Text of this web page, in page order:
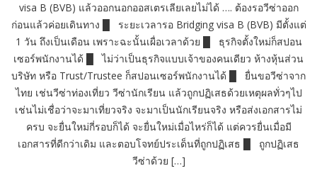
visa B (BVB) แล้วออกนอกออสเตรเลียเลยไม่ได้ …. ต้องรอวีซ่าออก
ก่อนแล้วค่อยเดินทาง █ ระยะเวลารอ Bridging visa B (BVB) มีตั้งแต่
1 วัน ถึงเป็นเดือน เพราะฉะนั้นเผื่อเวลาด้วย █ ธุรกิจตั้งใหม่ก็สปอน
เซอร์พนักงานได้ █ ไม่ว่าเป็นธุรกิจแบบเจ้าของคนเดียว ห้างหุ้นส่วน
บริษัท หรือ Trust/Trustee ก็สปอนเซอร์พนักงานได้ █ ยื่นขอวีซ่าจาก
ไทย เช่นวีซ่าท่องเที่ยว วีซ่านักเรียน แล้วถูกปฏิเสธด้วยเหตุผลทั่วๆไป
เช่นไม่เชื่อว่าจะมาเที่ยวจริง จะมาเป็นนักเรียนจริง หรือส่งเอกสารไม่
ครบ จะยื่นใหม่กี่รอบก็ได้ จะยื่นใหม่เมื่อไหร่ก็ได้ แต่ควรยื่นเมื่อมี
เอกสารที่ดีกว่าเดิม และตอบโจทย์ประเด็นที่ถูกปฏิเสธ █ ถูกปฏิเสธ
วีซ่าด้วย […]